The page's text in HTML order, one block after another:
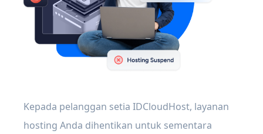
Kepada pelanggan setia IDCloudHost, layanan
hosting Anda dihentikan untuk sementara